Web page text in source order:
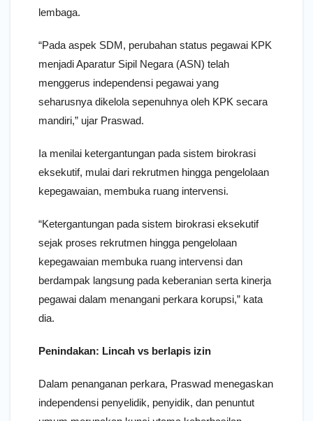
lembaga.
“Pada aspek SDM, perubahan status pegawai KPK
menjadi Aparatur Sipil Negara (ASN) telah
menggerus independensi pegawai yang
seharusnya dikelola sepenuhnya oleh KPK secara
mandiri,” ujar Praswad.
Ia menilai ketergantungan pada sistem birokrasi
eksekutif, mulai dari rekrutmen hingga pengelolaan
kepegawaian, membuka ruang intervensi.
“Ketergantungan pada sistem birokrasi eksekutif
sejak proses rekrutmen hingga pengelolaan
kepegawaian membuka ruang intervensi dan
berdampak langsung pada keberanian serta kinerja
pegawai dalam menangani perkara korupsi,” kata
dia.
Penindakan: Lincah vs berlapis izin
Dalam penanganan perkara, Praswad menegaskan
independensi penyelidik, penyidik, dan penuntut